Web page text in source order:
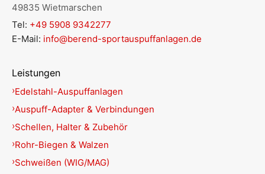
49835 Wietmarschen
Tel: +49 5908 9342277
E-Mail: info@berend-sportauspuffanlagen.de
Leistungen
Edelstahl-Auspuffanlagen
Auspuff-Adapter & Verbindungen
Schellen, Halter & Zubehör
Rohr-Biegen & Walzen
Schweißen (WIG/MAG)